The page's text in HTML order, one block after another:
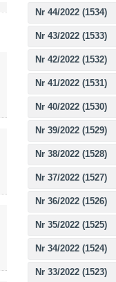
Nr 44/2022 (1534)
Nr 43/2022 (1533)
Nr 42/2022 (1532)
Nr 41/2022 (1531)
Nr 40/2022 (1530)
Nr 39/2022 (1529)
Nr 38/2022 (1528)
Nr 37/2022 (1527)
Nr 36/2022 (1526)
Nr 35/2022 (1525)
Nr 34/2022 (1524)
Nr 33/2022 (1523)